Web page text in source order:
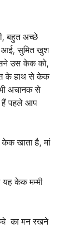
बहुत अच्छे
आई, सुमित खुश
उस केक को,
के हाथ से केक
अचानक से
हैं पहले आप
केक खाता है, मां
यह केक मम्मी
का मन रखने